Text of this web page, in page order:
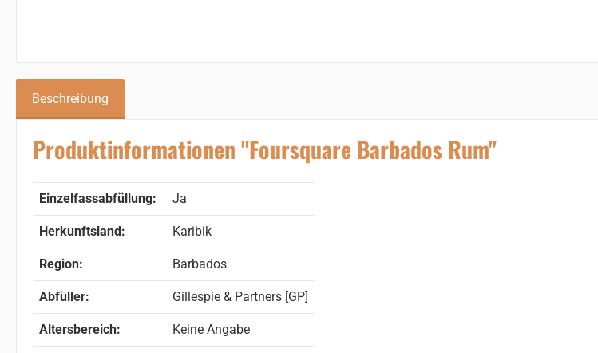
Beschreibung
Produktinformationen "Foursquare Barbados Rum"
Einzelfassabfüllung: Ja
Herkunftsland: Karibik
Region: Barbados
Abfüller: Gillespie & Partners [GP]
Altersbereich: Keine Angabe